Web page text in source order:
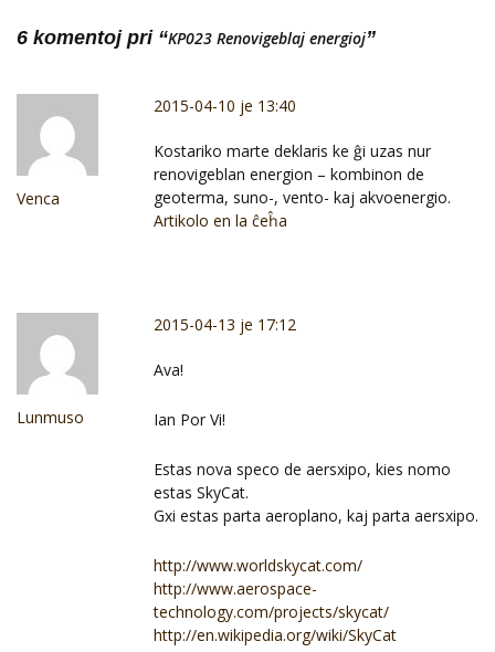
6 komentoj pri “KP023 Renovigeblaj energioj”
Venca
2015-04-10 je 13:40
Kostariko marte deklaris ke ĝi uzas nur
renovigeblan energion – kombinon de
geoterma, suno-, vento- kaj akvoenergio.
Artikolo en la ĉeĥa
Lunmuso
2015-04-13 je 17:12
Ava!
Ian Por Vi!
Estas nova speco de aersxipo, kies nomo
estas SkyCat.
Gxi estas parta aeroplano, kaj parta aersxipo.
http://www.worldskycat.com/
http://www.aerospace-
technology.com/projects/skycat/
http://en.wikipedia.org/wiki/SkyCat